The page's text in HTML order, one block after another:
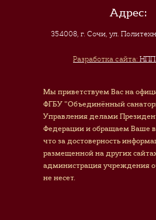
Адрес:
354008, г. Сочи,ул.
Разработка сайта: НПП
Мы приветствуем Вас на
ФГБУ "Объединённый
Управления делами
Федерации и обращаем Ваше
что за достоверность
размещенной на других
администрация учреждения
не несет.